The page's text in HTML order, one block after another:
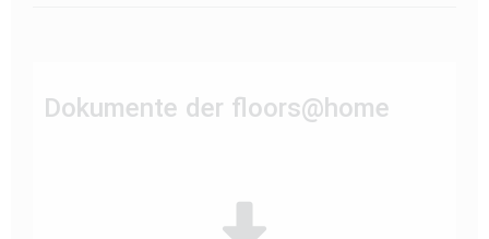
Dokumente der floors@home